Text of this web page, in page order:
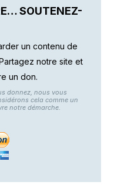
SOUTENEZ-
un contenu de
notre site et
un don.
donnez, nous vous
cela comme un
notre démarche.